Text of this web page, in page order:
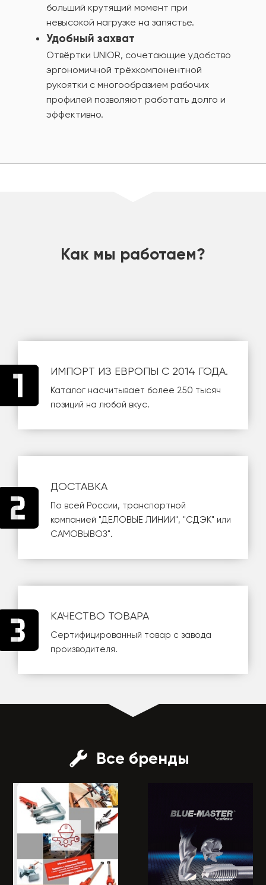
больший крутящий момент при
невысокой нагрузке на запястье.
Удобный захват
Отвёртки UNIOR, сочетающие удобство
эргономичной трёхкомпонентной
рукоятки с многообразием рабочих
профилей позволяют работать долго и
эффективно.
Как мы работаем?
ИМПОРТ ИЗ ЕВРОПЫ С 2014 ГОДА.
Каталог насчитывает более 250 тысяч
позиций на любой вкус.
ДОСТАВКА
По всей России, транспортной
компанией "ДЕЛОВЫЕ ЛИНИИ", "СДЭК" или
САМОВЫВОЗ".
КАЧЕСТВО ТОВАРА
Сертифицированный товар с завода
производителя.
Все бренды